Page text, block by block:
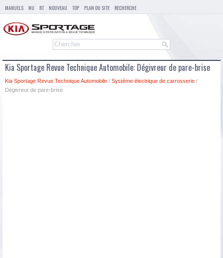
MANUELS NU RT NOUVEAU TOP PLAN DU SITE RECHERCHE
Kia Sportage Revue Technique Automobile: Dégivreur de pare-brise
Kia Sportage Revue Technique Automobile / Système électrique de carrosserie /
Dégivreur de pare-brise